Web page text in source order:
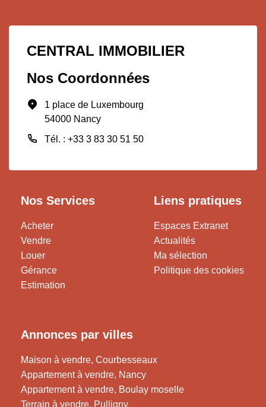
CENTRAL IMMOBILIER
Nos Coordonnées
1 place de Luxembourg
54000 Nancy
Tél. : +33 3 83 30 51 50
Nos Services
Acheter
Vendre
Louer
Gérance
Estimation
Liens pratiques
Espaces Extranet
Actualités
Ma sélection
Politique des cookies
Annonces par villes
Maison à vendre, Courbesseaux
Appartement à vendre, Nancy
Appartement à vendre, Boulay moselle
Terrain à vendre, Pulligny